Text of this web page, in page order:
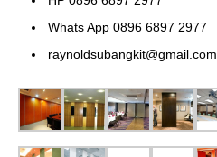
Whats App 0896 6897 2977
raynoldsubangkit@gmail.com